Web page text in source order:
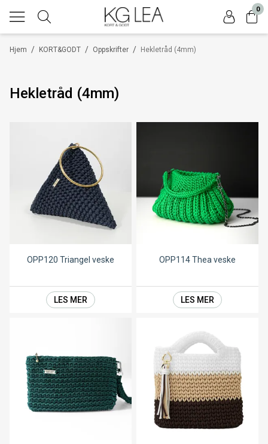
0
/
Hjem /
KORT&GODT /
Oppskrifter Hekletråd (4mm)
Hekletråd (4mm)
OPP120 Triangel veske
LES MER
OPP114 Thea veske
LES MER